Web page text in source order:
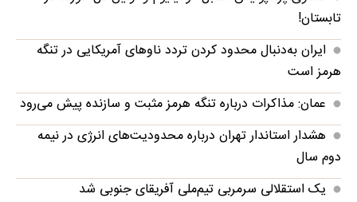
تابستان!
ایران به‌دنبال محدود کردن تردد ناوهای آمریکایی در تنگه
هرمز است
عمان: مذاکرات درباره تنگه هرمز مثبت و سازنده پیش می‌رود
هشدار استاندار تهران درباره محدودیت‌های انرژی در نیمه
دوم سال
یک استقلالی سرمربی تیم‌ملی آفریقای جنوبی شد